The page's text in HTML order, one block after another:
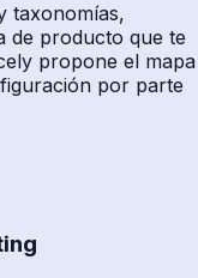
taxonomías,
de producto que te
propone el mapa
por parte